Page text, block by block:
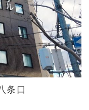
条口